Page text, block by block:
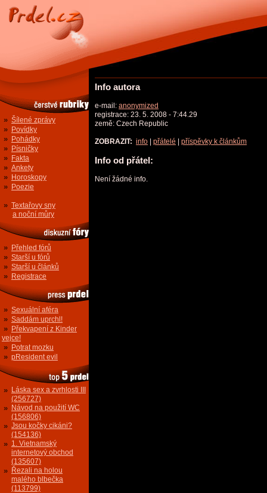
» Šílené zprávy
» Povídky
» Pohádky
» Písničky
» Fakta
» Ankety
» Horoskopy
» Poezie
» Textařovy sny
a noční můry
» Přehled fórů
» Starší u fórů
» Starší u článků
» Registrace
» Sexuální aféra
» Saddám uprchl!
» Překvapení z Kinder
vejce!
» Potrat mozku
» pResident evil
» Láska sex a zvrhlosti III
(256727)
» Návod na použití WC
(156806)
» Jsou kočky cikáni?
(154136)
» 1. Vietnamský
internetový obchod
(135607)
» Řezali na holou
malého blbečka
(113799)
Info autora
e-mail: anonymized
registrace: 23. 5. 2008 - 7:44.29
země: Czech Republic
ZOBRAZIT: info přátelé příspěvky k článkům
Info od přátel:
Není žádné info.